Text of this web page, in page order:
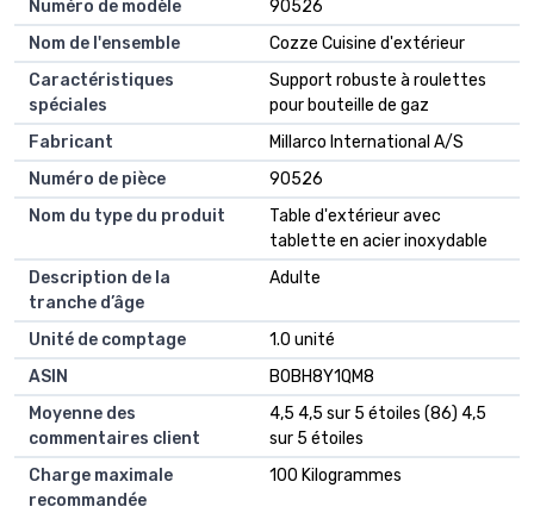
Numéro de modèle
90526
Nom de l'ensemble
Cozze Cuisine d'extérieur
Caractéristiques
spéciales
Support robuste à roulettes
pour bouteille de gaz
Fabricant
Millarco International A/S
Numéro de pièce
90526
Nom du type du produit
Table d'extérieur avec
tablette en acier inoxydable
Description de la
tranche d’âge
Adulte
Unité de comptage
1.0 unité
ASIN
B0BH8Y1QM8
Moyenne des
commentaires client
4,5 4,5 sur 5 étoiles (86) 4,5
sur 5 étoiles
Charge maximale
recommandée
100 Kilogrammes